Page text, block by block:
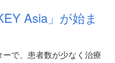
Asia」が始ま
で、患者数が少なく治療